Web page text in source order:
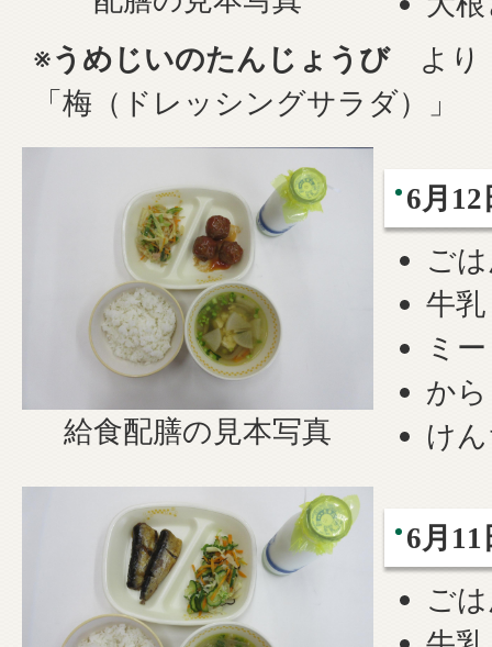
※うめじいのたんじょうびより
「梅（ドレッシングサラダ）」
給食配膳の見本写真
6月12
ご
牛乳
ミ
か
け
6月11
ご